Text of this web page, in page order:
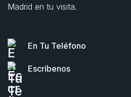
Madrid en tu visita.
En Tu Teléfono
Escríbenos